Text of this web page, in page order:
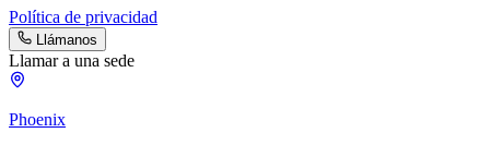
Política de privacidad
Llámanos
Llamar a una sede
Phoenix